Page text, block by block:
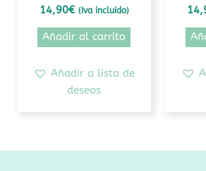
14,90€ (Iva incluido)
Añadir al carrito
Añadir a lista de
deseos